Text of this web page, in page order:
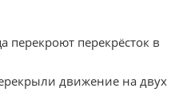
перекроют перекрёсток в
движение на двух